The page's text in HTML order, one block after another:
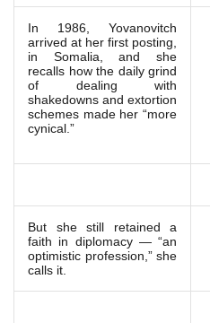
In 1986, Yovanovitch
arrived at her first posting,
in Somalia, and she
recalls how the daily grind
of dealing with
shakedowns and extortion
schemes made her “more
cynical.”
But she still retained a
faith in diplomacy — “an
optimistic profession,” she
calls it.